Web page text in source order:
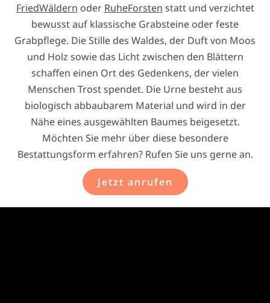
FriedWäldern oder RuheForsten statt und verzichtet
bewusst auf klassische Grabsteine oder feste
Grabpflege. Die Stille des Waldes, der Duft von Moos
und Holz sowie das Licht zwischen den Blättern
schaffen einen Ort des Gedenkens, der vielen
Menschen Trost spendet. Die Urne besteht aus
biologisch abbaubarem Material und wird in der
Nähe eines ausgewählten Baumes beigesetzt.
Möchten Sie mehr über diese besondere
Bestattungsform erfahren? Rufen Sie uns gerne an.
Jetzt anrufen